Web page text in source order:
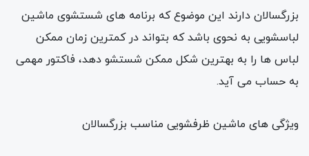
بزرگسالان دارند این موضوع که برنامه های شستشوی ماشین
لباسشویی به نحوی باشد که بتواند در کمترین زمان ممکن
لباس ها را به بهترین شکل ممکن شستشو دهد، فاکتور مهمی
به حساب می آید.
ویژگی های ماشین ظرفشویی مناسب بزرگسالان